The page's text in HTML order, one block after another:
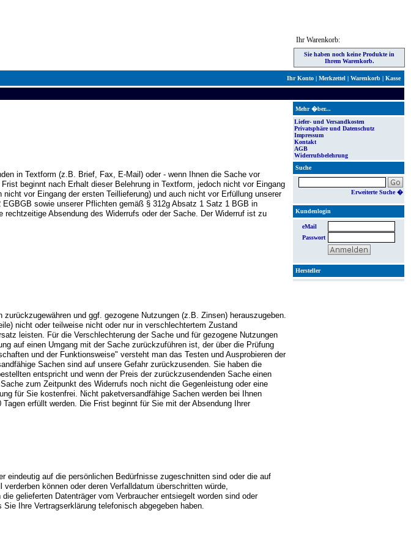
Ihr Warenkorb:
Sie haben noch keine Produkte in
Ihrem Warenkorb.
Ihr Konto | Merkzettel | Warenkorb | Kasse
in Textform (z.B. Brief, Fax, E-Mail) oder - wenn Ihnen die Sache vor
beginnt nach Erhalt dieser Belehrung in Textform, jedoch nicht vor Eingang
vor Eingang der ersten Teillieferung) und auch nicht vor Erfüllung unserer
sowie unserer Pflichten gemäß § 312g Absatz 1 Satz 1 BGB in
Absendung des Widerrufs oder der Sache. Der Widerruf ist zu
und ggf. gezogene Nutzungen (z.B. Zinsen) herauszugeben.
nicht oder teilweise nicht oder nur in verschlechtertem Zustand
leisten. Für die Verschlechterung der Sache und für gezogene Nutzungen
auf einen Umgang mit der Sache zurückzuführen ist, der über die Prüfung
und der Funktionsweise" versteht man das Testen und Ausprobieren der
Sachen sind auf unsere Gefahr zurückzusenden. Sie haben die
entspricht und wenn der Preis der zurückzusendenden Sache einen
zum Zeitpunkt des Widerrufs noch nicht die Gegenleistung oder eine
für Sie kostenfrei. Nicht paketversandfähige Sachen werden bei Ihnen
erfüllt werden. Die Frist beginnt für Sie mit der Absendung Ihrer
eindeutig auf die persönlichen Bedürfnisse zugeschnitten sind oder die auf
können oder deren Verfalldatum überschritten würde,
gelieferten Datenträger vom Verbraucher entsiegelt worden sind oder
Ihre Vertragserklärung telefonisch abgegeben haben.
Mehr �ber...
Liefer- und Versandkosten
Privatsphäre und Datenschutz
Impressum
Kontakt
AGB
Widerrufsbelehrung
Suche
Erweiterte Suche �
Kundenlogin
eMail
Passwort
Hersteller